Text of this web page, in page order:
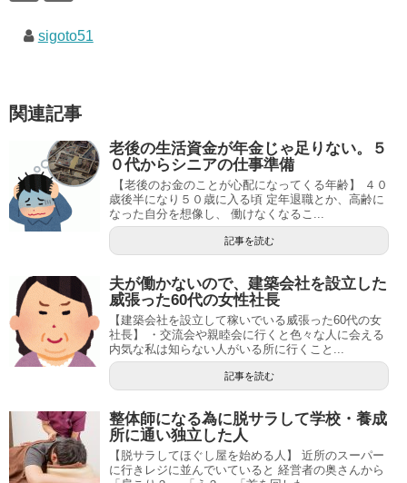
sigoto51
関連記事
老後の生活資金が年金じゃ足りない。５
０代からシニアの仕事準備
【老後のお金のことが心配になってくる年齢】 ４０
歳後半になり５０歳に入る頃 定年退職とか、高齢に
なった自分を想像し、 働けなくなるこ...
記事を読む
夫が働かないので、建築会社を設立した
威張った60代の女性社長
【建築会社を設立して稼いでいる威張った60代の女
社長】 ・交流会や親睦会に行くと色々な人に会える
内気な私は知らない人がいる所に行くこと...
記事を読む
整体師になる為に脱サラして学校・養成
所に通い独立した人
【脱サラしてほぐし屋を始める人】 近所のスーパー
に行きレジに並んでいていると 経営者の奥さんから